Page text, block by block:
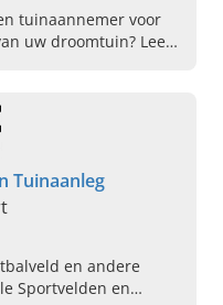
tuinaannemer voor
uw droomtuin? Lees
Tuinaanleg
en andere
Sportvelden en